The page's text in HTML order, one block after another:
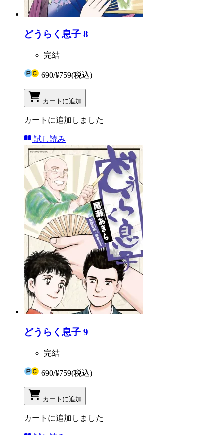
どうらく息子 8
完結
690/¥759(税込)
カートに追加
カートに追加しました
試し読み
どうらく息子 9
完結
690/¥759(税込)
カートに追加
カートに追加しました